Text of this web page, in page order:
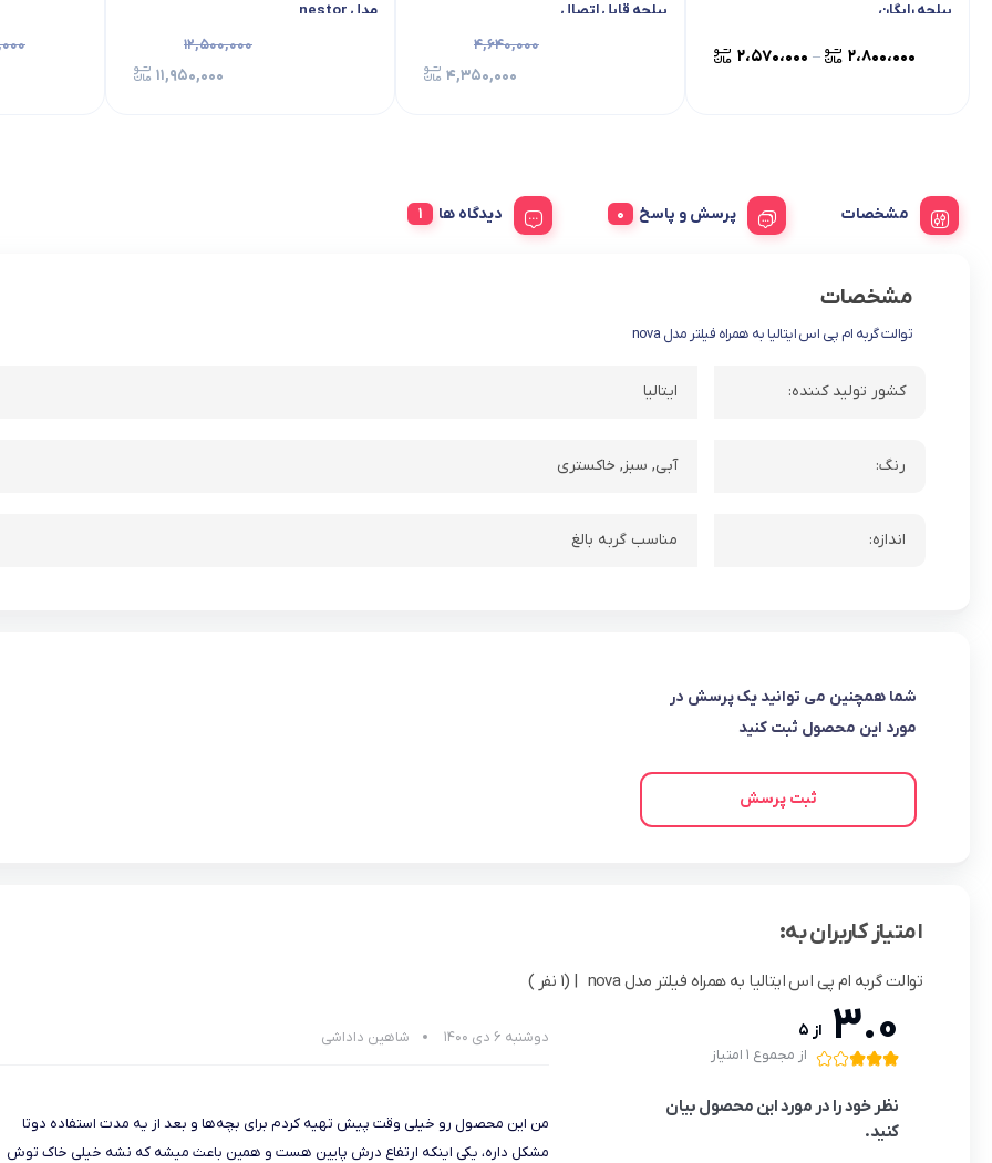
بیلچه رایگان
۲،۸۰۰،۰۰۰ – ۲،۵۷۰،۰۰۰
بیلچه قابل اتصال
۴,۶۴۰,۰۰۰
۴,۳۵۰,۰۰۰
مدل nestor
۱۲,۵۰۰,۰۰۰
۱۱,۹۵۰,۰۰۰
مشخصات پرسش و پاسخ دیدگاه ها
مشخصات
توالت گربه ام پی اس ایتالیا به همراه فیلتر مدل nova
کشور تولید کننده: ایتالیا
رنگ: آبی, سبز, خاکستری
اندازه: مناسب گربه بالغ
شما همچنین می توانید یک پرسش در
مورد این محصول ثبت کنید
ثبت پرسش
امتیاز کاربران به:
توالت گربه ام پی اس ایتالیا به همراه فیلتر مدل nova | (1 نفر )
3.0 از 5
از مجموع 1 امتیاز
نظر خود را در مورد این محصول بیان
کنید.
دوشنبه 6 دی 1400 شاهین داداشی
من این محصول رو خیلی وقت پیش تهیه کردم برای بچه‌ها و بعد از یه مدت استفاده دوتا
مشکل داره، یکی اینکه ارتفاع درش پایین هست و همین باعث میشه که نشه خیلی خاک توش